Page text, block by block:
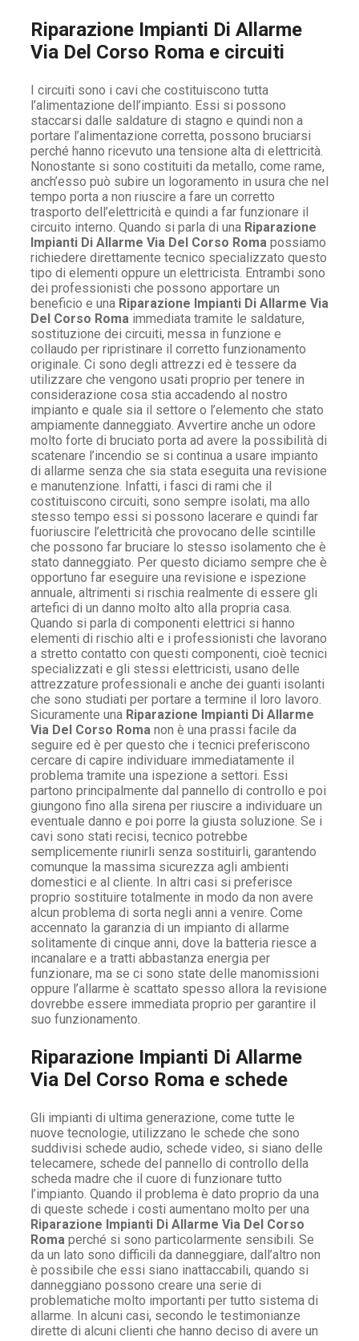
Riparazione Impianti Di Allarme
Via Del Corso Roma e circuiti
I circuiti sono i cavi che costituiscono tutta
l’alimentazione dell’impianto. Essi si possono
staccarsi dalle saldature di stagno e quindi non a
portare l’alimentazione corretta, possono bruciarsi
perché hanno ricevuto una tensione alta di elettricità.
Nonostante si sono costituiti da metallo, come rame,
anch’esso può subire un logoramento in usura che nel
tempo porta a non riuscire a fare un corretto
trasporto dell’elettricità e quindi a far funzionare il
circuito interno. Quando si parla di una Riparazione
Impianti Di Allarme Via Del Corso Roma possiamo
richiedere direttamente tecnico specializzato questo
tipo di elementi oppure un elettricista. Entrambi sono
dei professionisti che possono apportare un
beneficio e una Riparazione Impianti Di Allarme Via
Del Corso Roma immediata tramite le saldature,
sostituzione dei circuiti, messa in funzione e
collaudo per ripristinare il corretto funzionamento
originale. Ci sono degli attrezzi ed è tessere da
utilizzare che vengono usati proprio per tenere in
considerazione cosa stia accadendo al nostro
impianto e quale sia il settore o l’elemento che stato
ampiamente danneggiato. Avvertire anche un odore
molto forte di bruciato porta ad avere la possibilità di
scatenare l’incendio se si continua a usare impianto
di allarme senza che sia stata eseguita una revisione
e manutenzione. Infatti, i fasci di rami che il
costituiscono circuiti, sono sempre isolati, ma allo
stesso tempo essi si possono lacerare e quindi far
fuoriuscire l’elettricità che provocano delle scintille
che possono far bruciare lo stesso isolamento che è
stato danneggiato. Per questo diciamo sempre che è
opportuno far eseguire una revisione e ispezione
annuale, altrimenti si rischia realmente di essere gli
artefici di un danno molto alto alla propria casa.
Quando si parla di componenti elettrici si hanno
elementi di rischio alti e i professionisti che lavorano
a stretto contatto con questi componenti, cioè tecnici
specializzati e gli stessi elettricisti, usano delle
attrezzature professionali e anche dei guanti isolanti
che sono studiati per portare a termine il loro lavoro.
Sicuramente una Riparazione Impianti Di Allarme
Via Del Corso Roma non è una prassi facile da
seguire ed è per questo che i tecnici preferiscono
cercare di capire individuare immediatamente il
problema tramite una ispezione a settori. Essi
partono principalmente dal pannello di controllo e poi
giungono fino alla sirena per riuscire a individuare un
eventuale danno e poi porre la giusta soluzione. Se i
cavi sono stati recisi, tecnico potrebbe
semplicemente riunirli senza sostituirli, garantendo
comunque la massima sicurezza agli ambienti
domestici e al cliente. In altri casi si preferisce
proprio sostituire totalmente in modo da non avere
alcun problema di sorta negli anni a venire. Come
accennato la garanzia di un impianto di allarme
solitamente di cinque anni, dove la batteria riesce a
incanalare e a tratti abbastanza energia per
funzionare, ma se ci sono state delle manomissioni
oppure l’allarme è scattato spesso allora la revisione
dovrebbe essere immediata proprio per garantire il
suo funzionamento.
Riparazione Impianti Di Allarme
Via Del Corso Roma e schede
Gli impianti di ultima generazione, come tutte le
nuove tecnologie, utilizzano le schede che sono
suddivisi schede audio, schede video, si siano delle
telecamere, schede del pannello di controllo della
scheda madre che il cuore di funzionare tutto
l’impianto. Quando il problema è dato proprio da una
di queste schede i costi aumentano molto per una
Riparazione Impianti Di Allarme Via Del Corso
Roma perché si sono particolarmente sensibili. Se
da un lato sono difficili da danneggiare, dall’altro non
è possibile che essi siano inattaccabili, quando si
danneggiano possono creare una serie di
problematiche molto importanti per tutto sistema di
allarme. In alcuni casi, secondo le testimonianze
dirette di alcuni clienti che hanno deciso di avere un